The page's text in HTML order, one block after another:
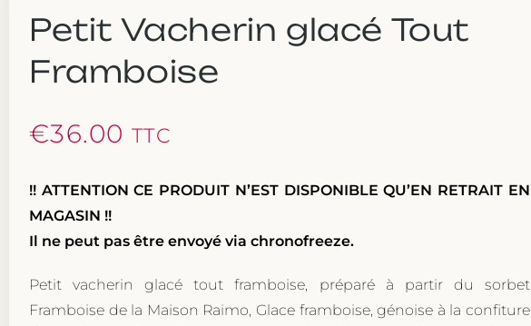
Petit Vacherin glacé Tout
Framboise
€36.00 TTC
!! ATTENTION CE PRODUIT N’EST DISPONIBLE QU’EN RETRAIT EN
MAGASIN !!
Il ne peut pas être envoyé via chronofreeze.
Petit vacherin glacé tout framboise, préparé à partir du sorbet
Framboise de la Maison Raimo, Glace framboise, génoise à la confiture